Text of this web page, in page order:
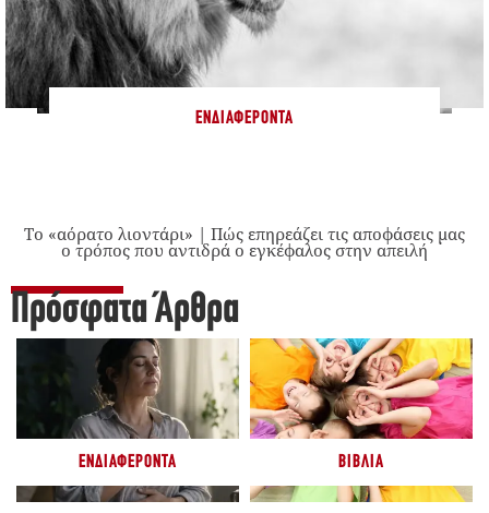
ΕΝΔΙΑΦΈΡΟΝΤΑ
Το «αόρατο λιοντάρι» | Πώς επηρεάζει τις αποφάσεις μας
ο τρόπος που αντιδρά ο εγκέφαλος στην απειλή
Πρόσφατα Άρθρα
ΕΝΔΙΑΦΈΡΟΝΤΑ ΒΙΒΛΊΑ